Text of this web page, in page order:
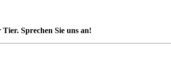
Sprechen Sie uns an!